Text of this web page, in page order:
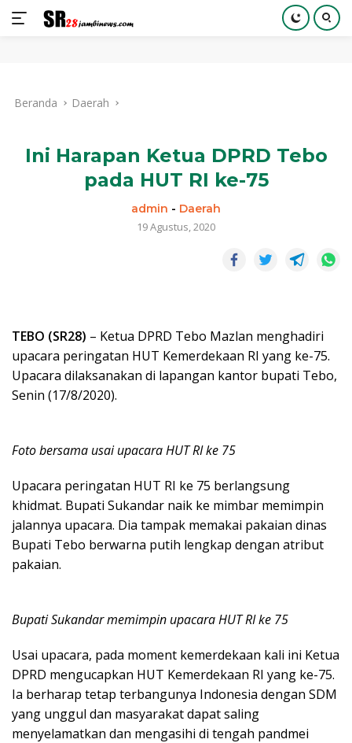
kontenBeranda Daerah
Ini Harapan Ketua DPRD Tebo
pada HUT RI ke-75
admin - Daerah
19 Agustus, 2020
TEBO (SR28) – Ketua DPRD Tebo Mazlan menghadiri
upacara peringatan HUT Kemerdekaan RI yang ke-75.
Upacara dilaksanakan di lapangan kantor bupati Tebo,
Senin (17/8/2020).
Foto bersama usai upacara HUT RI ke 75
Upacara peringatan HUT RI ke 75 berlangsung
khidmat. Bupati Sukandar naik ke mimbar memimpin
jalannya upacara. Dia tampak memakai pakaian dinas
Bupati Tebo berwarna putih lengkap dengan atribut
pakaian.
Bupati Sukandar memimpin upacara HUT RI ke 75
Usai upacara, pada moment kemerdekaan kali ini Ketua
DPRD mengucapkan HUT Kemerdekaan RI yang ke-75.
Ia berharap tetap terbangunya Indonesia dengan SDM
yang unggul dan masyarakat dapat saling
menyelamatkan dan mengasihi di tengah pandmei